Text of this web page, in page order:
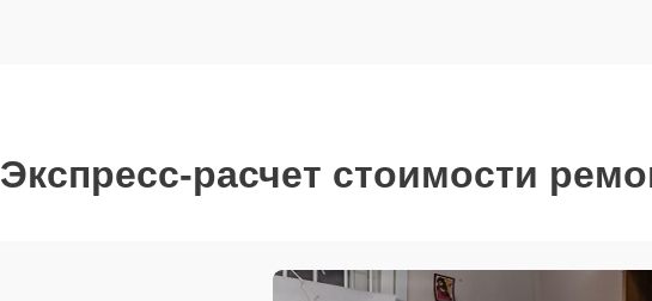
Экспресс-расчет стоимости